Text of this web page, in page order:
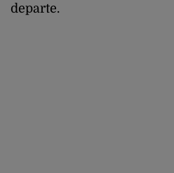
departe.